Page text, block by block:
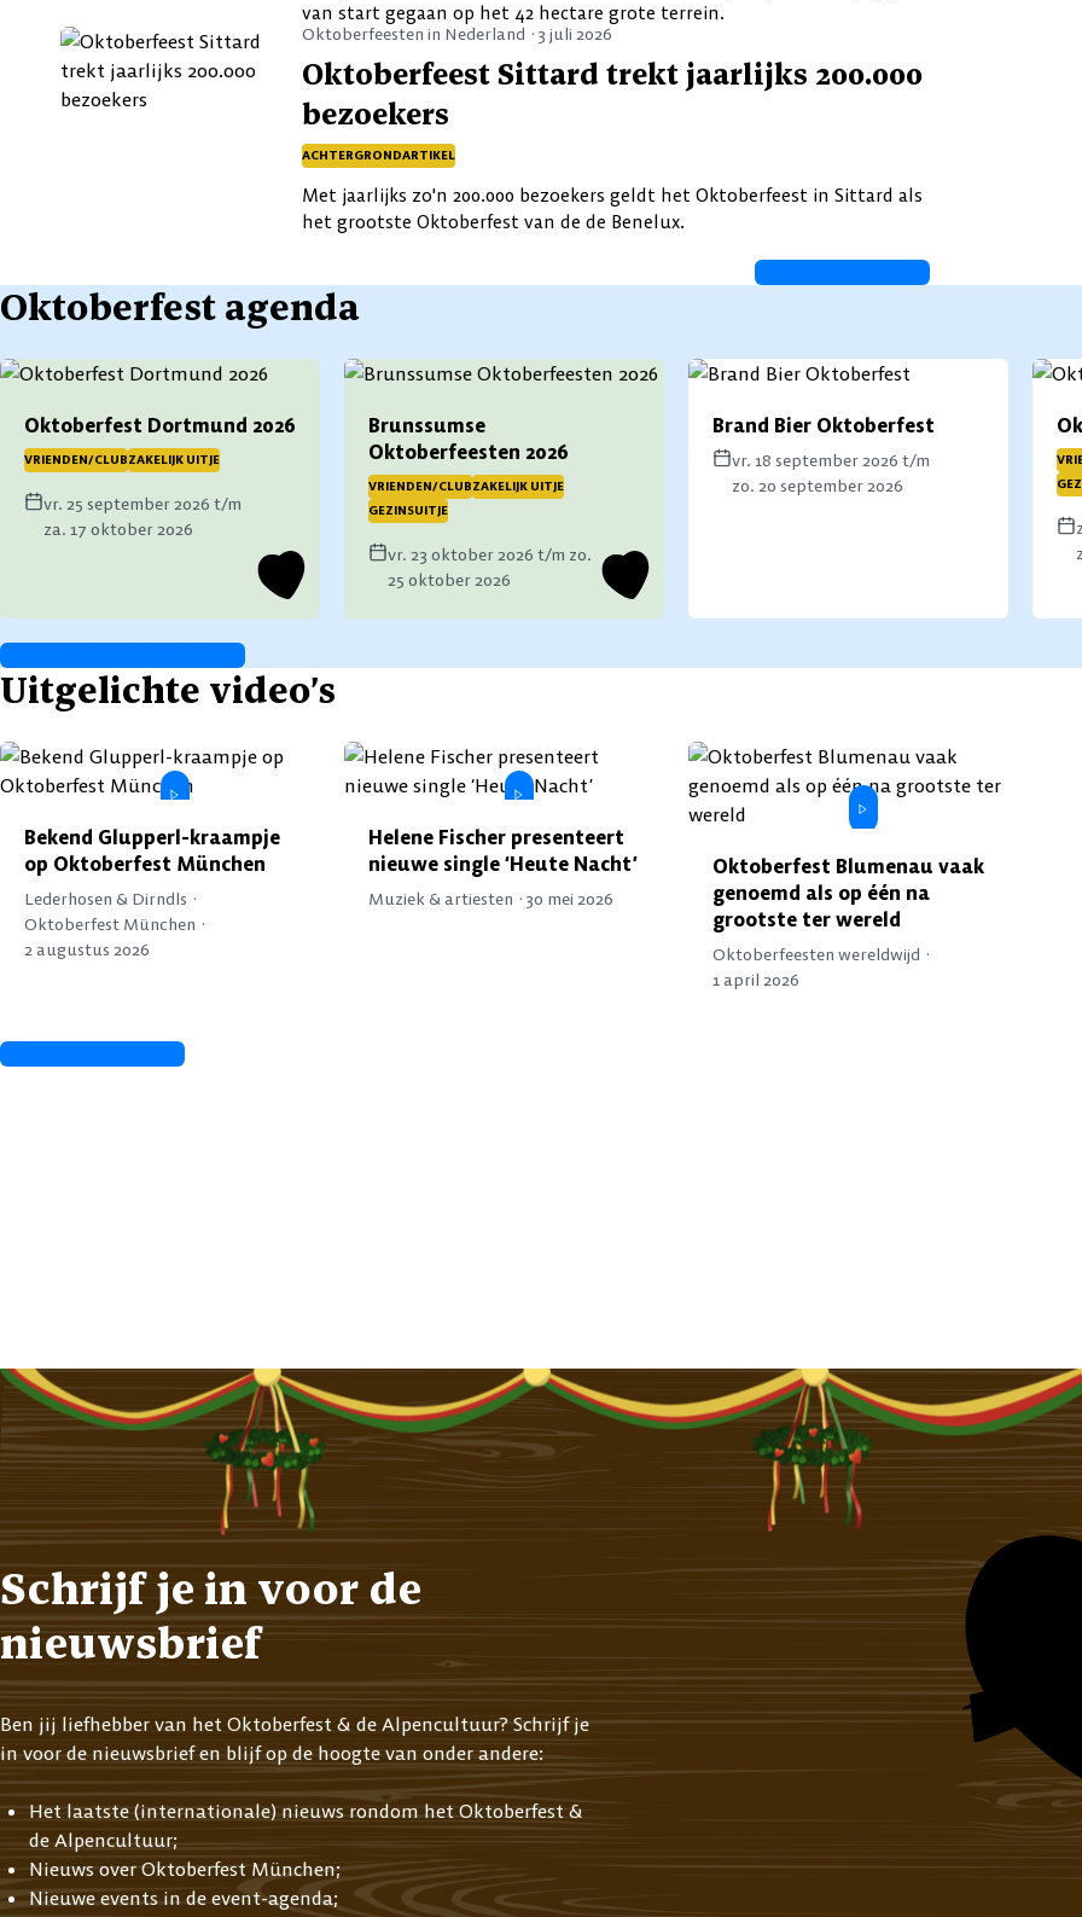
van start gegaan op het 42 hectare grote terrein.
Oktoberfeesten in Nederland · 3 juli 2026
Oktoberfeest Sittard trekt jaarlijks 200.000
bezoekers
ACHTERGRONDARTIKEL
Met jaarlijks zo'n 200.000 bezoekers geldt het Oktoberfeest in Sittard als
het grootste Oktoberfest van de de Benelux.
VOLGENDE
Oktoberfest agenda
Oktoberfest Dortmund 2026
VRIENDEN/CLUBZAKELIJK UITJE
vr. 25 september 2026 t/m
za. 17 oktober 2026
Brunssumse
Oktoberfeesten 2026
VRIENDEN/CLUBZAKELIJK UITJE
GEZINSUITJE
vr. 23 oktober 2026 t/m zo.
25 oktober 2026
Brand Bier Oktoberfest
vr. 18 september 2026 t/m
zo. 20 september 2026
BEKIJK ALLE EVENEMENTEN
Uitgelichte video’s
Bekend Glupperl-kraampje
op Oktoberfest München
Lederhosen & Dirndls ·
Oktoberfest München ·
2 augustus 2026
Helene Fischer presenteert
nieuwe single ‘Heute Nacht’
Muziek & artiesten · 30 mei 2026
Oktoberfest Blumenau vaak
genoemd als op één na
grootste ter wereld
Oktoberfeesten wereldwijd ·
1 april 2026
BEKIJK ALLE VIDEO’S
Schrijf je in voor de
nieuwsbrief
Ben jij liefhebber van het Oktoberfest & de Alpencultuur? Schrijf je
in voor de nieuwsbrief en blijf op de hoogte van onder andere:
Het laatste (internationale) nieuws rondom het Oktoberfest &
de Alpencultuur;
Nieuws over Oktoberfest München;
Nieuwe events in de event-agenda;